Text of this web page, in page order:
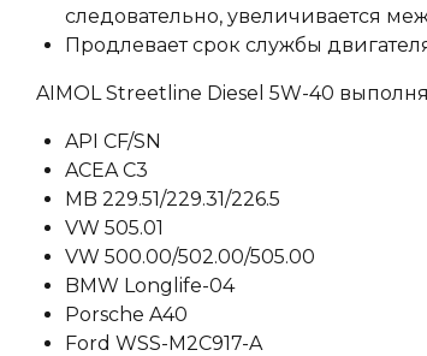
следовательно, увеличивается
Продлевает срок службы
AIMOL Streetline Diesel 5W-40
API CF/SN
ACEA C3
MB 229.51/229.31/226.5
VW 505.01
VW 500.00/502.00/505.00
BMW Longlife-04
Porsche A40
Ford WSS-M2C917-A